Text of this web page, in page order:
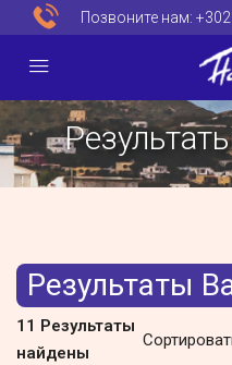
Позвоните нам:
Результаты
11 Результаты
найдены